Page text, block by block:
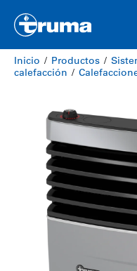
Inicio / Productos /
calefacción /